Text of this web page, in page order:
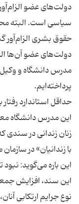
دولت‌های عضو
سیاسی است. البته
حقوق بشری الزام‌آور
دولت‌های عضو آن‌ها
مدرس دانشگاه و
این مدرس دانشگاه
زنان زندانی در سندی
با زندانیان» در
این باره می‌گوید: نبود
این سند، افزایش
نوع جرایم ارتکابی